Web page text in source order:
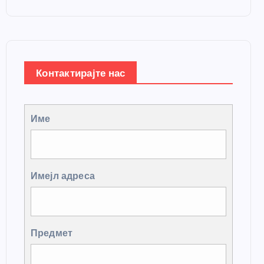
Контактирајте нас
Име
Имејл адреса
Предмет